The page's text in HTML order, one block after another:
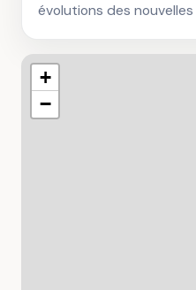
évolutions des
+
−